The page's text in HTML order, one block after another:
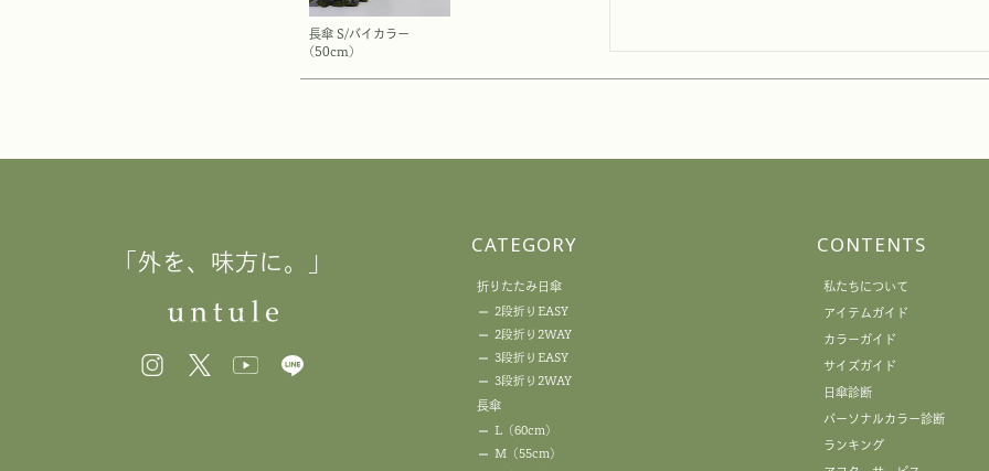
長傘 S/バイカラー
(50cm)
「外を、味方に。」
CATEGORY
折りたたみ日傘
2段折りEASY
2段折り2WAY
3段折りEASY
3段折り2WAY
長傘
L（60cm）
M（55cm）
CONTENTS
私たちについて
アイテムガイド
カラーガイド
サイズガイド
日傘診断
パーソナルカラー診断
ランキング